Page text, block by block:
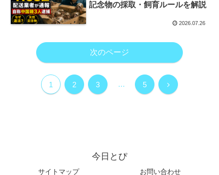
記念物の採取・飼育ルールを解説
2026.07.26
次のページ
1 2 3 … 5
今日とぴ
サイトマップ お問い合わせ